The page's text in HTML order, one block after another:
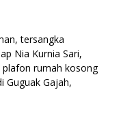
tersangka
Nia Kurnia Sari,
plafon rumah kosong
Guguak Gajah,